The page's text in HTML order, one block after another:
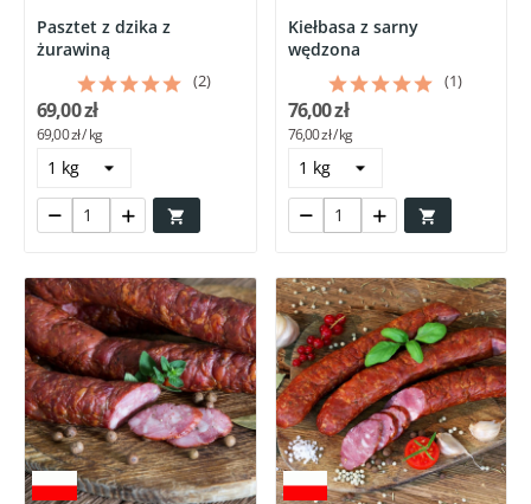
Pasztet z dzika z
żurawiną
(2)

69,00 zł
69,00 zł / kg
Kiełbasa z sarny
wędzona
(1)

76,00 zł
76,00 zł / kg